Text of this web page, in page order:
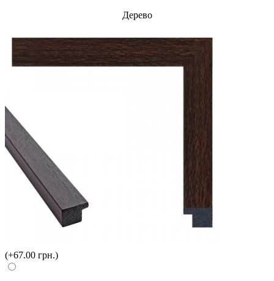
Дерево
(+67.00 грн.)